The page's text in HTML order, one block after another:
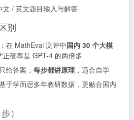
文 / 英文题目输入与解答
别
在 MathEval 测评中国内 30 个大模
正确率是 GPT-4 的两倍多
给答案， 每步都讲原理，适合自学
于学而思多年教研数据，更贴合国内
）